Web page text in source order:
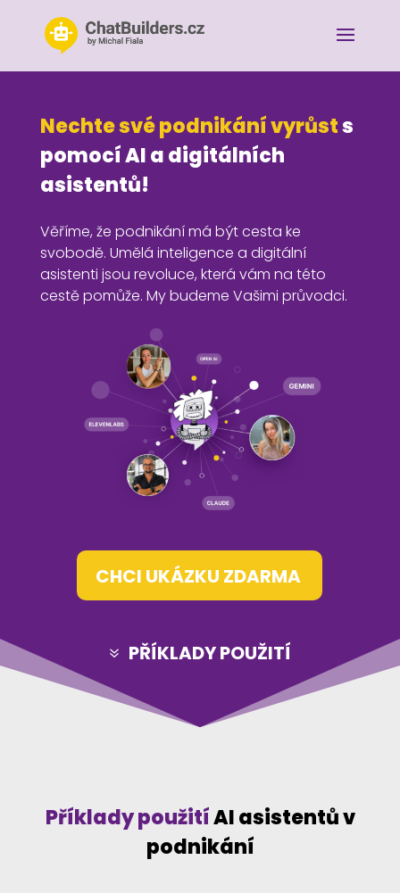
Nechte své podnikání vyrůsts
pomocí AI a digitálních
asistentů!
Věříme, že podnikání má být cesta ke
svobodě. Umělá inteligence a digitální
asistenti jsou revoluce, která vám na této
cestě pomůže. My budeme Vašimi průvodci.
CHCI UKÁZKU ZDARMA
PŘÍKLADY POUŽITÍ
Příklady použitíAI asistentů v
podnikání